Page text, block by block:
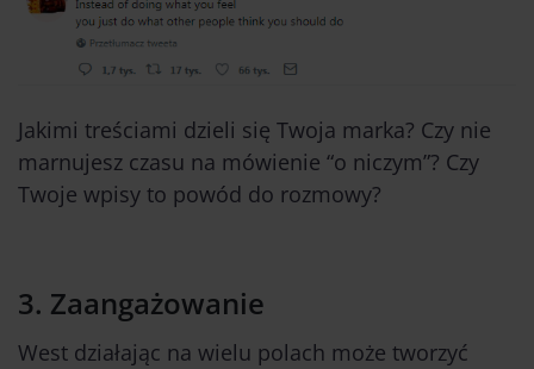
Jakimi treściami dzieli się Twoja marka? Czy nie
marnujesz czasu na mówienie “o niczym”? Czy
Twoje wpisy to powód do rozmowy?
3. Zaangażowanie
West działając na wielu polach może tworzyć